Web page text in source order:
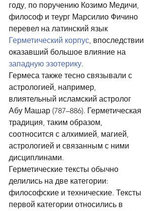
году, по поручению Козимо Медичи,
философ и теург Марсилио Фичино
перевел на латинский язык
Герметический корпус, впоследствии
оказавший большое влияние на
западную эзотерику.
Гермеса также тесно связывали с
астрологией, например,
влиятельный исламский астролог
Абу Машар (787–886). Герметическая
традиция, таким образом,
соотносится с алхимией, магией,
астрологией и связанным с ними
дисциплинами.
Герметические тексты обычно
делились на две категории:
философские и технические. Тексты
первой категории относились в